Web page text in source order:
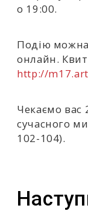
о 19:00.
Подію
онлайн.
http://
Чекаємо вас
сучасного
102-104).